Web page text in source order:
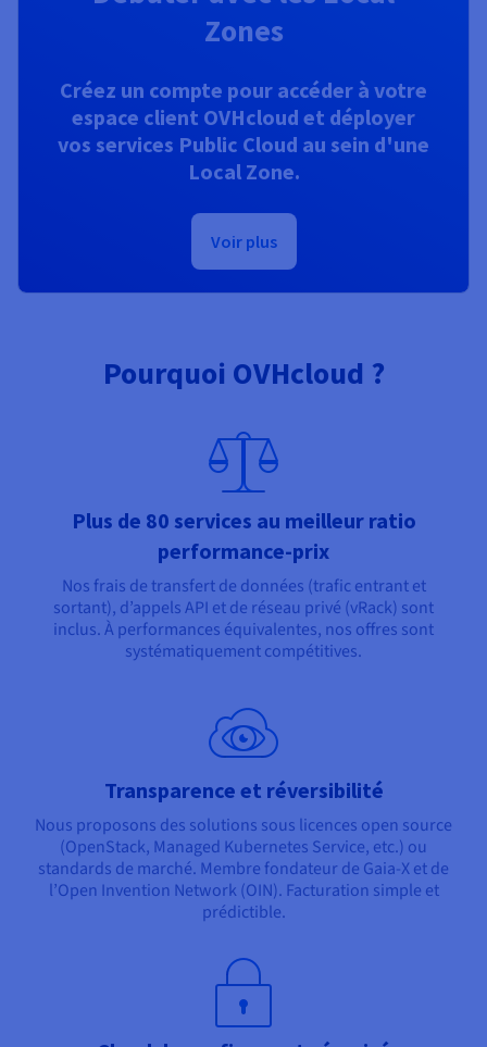
Zones
Créez un compte pour accéder à votre
espace client OVHcloud et déployer
vos services Public Cloud au sein d'une
Local Zone.
Voir plus
Pourquoi OVHcloud ?
Plus de 80 services au meilleur ratio
performance-prix
Nos frais de transfert de données (trafic entrant et
sortant), d’appels API et de réseau privé (vRack) sont
inclus. À performances équivalentes, nos offres sont
systématiquement compétitives.
Transparence et réversibilité
Nous proposons des solutions sous licences open source
(OpenStack, Managed Kubernetes Service, etc.) ou
standards de marché. Membre fondateur de Gaia-X et de
l’Open Invention Network (OIN). Facturation simple et
prédictible.